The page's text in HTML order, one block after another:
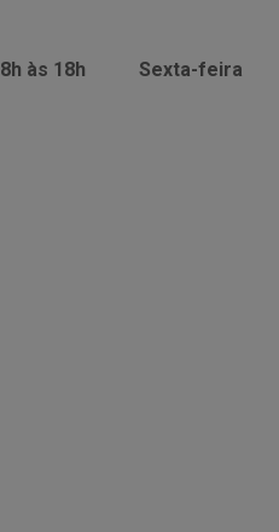
8h às 18h
Sexta-feira